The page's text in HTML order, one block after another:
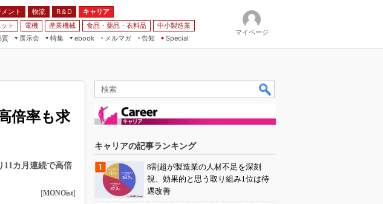
ント 物流 R＆D
キャリア
ト 電機 産業機械 食品・薬品・衣料品
中小製造業
質
展示会
特集
ebook
メルマガ
告知 Special
マイページ
倍率も求
11カ月連続で高倍
[MONOist]
キャリアの記事ランキング
8割超が製造業の人材不足を深刻
視、効果的と思う取り組み1位は待
遇改善